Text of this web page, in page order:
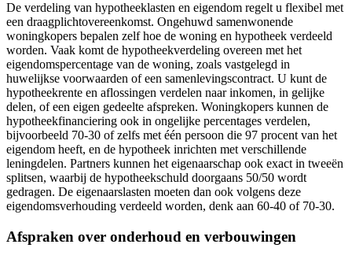
De verdeling van hypotheeklasten en eigendom regelt u flexibel met
een draagplichtovereenkomst. Ongehuwd samenwonende
woningkopers bepalen zelf hoe de woning en hypotheek verdeeld
worden. Vaak komt de hypotheekverdeling overeen met het
eigendomspercentage van de woning, zoals vastgelegd in
huwelijkse voorwaarden of een samenlevingscontract. U kunt de
hypotheekrente en aflossingen verdelen naar inkomen, in gelijke
delen, of een eigen gedeelte afspreken. Woningkopers kunnen de
hypotheekfinanciering ook in ongelijke percentages verdelen,
bijvoorbeeld 70-30 of zelfs met één persoon die 97 procent van het
eigendom heeft, en de hypotheek inrichten met verschillende
leningdelen. Partners kunnen het eigenaarschap ook exact in tweeën
splitsen, waarbij de hypotheekschuld doorgaans 50/50 wordt
gedragen. De eigenaarslasten moeten dan ook volgens deze
eigendomsverhouding verdeeld worden, denk aan 60-40 of 70-30.
Afspraken over onderhoud en verbouwingen